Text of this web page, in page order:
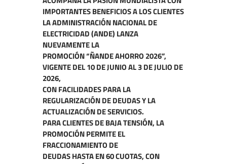
IMPORTANTES BENEFICIOS A LOS CLIENTES
LA ADMINISTRACIÓN NACIONAL DE
ELECTRICIDAD (ANDE) LANZA
NUEVAMENTE LA
PROMOCIÓN “ÑANDE AHORRO 2026”,
VIGENTE DEL 10 DE JUNIO AL 3 DE JULIO DE
2026,
CON FACILIDADES PARA LA
REGULARIZACIÓN DE DEUDAS Y LA
ACTUALIZACIÓN DE SERVICIOS.
PARA CLIENTES DE BAJA TENSIÓN, LA
PROMOCIÓN PERMITE EL
FRACCIONAMIENTO DE
DEUDAS HASTA EN 60 CUOTAS, CON